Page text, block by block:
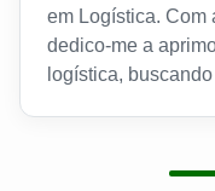
em Logística. Com
dedico-me a
logística,